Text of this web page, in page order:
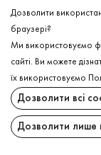
ДОГЛЯД
Прання в
Не
ДОСТАВКА
ПОВЕРНЕННЯ
Дозволити
браузері?
Ми використовуємо
сайті. Ви можете
їх використовуємо
Дозволити всі
Дозволити лише